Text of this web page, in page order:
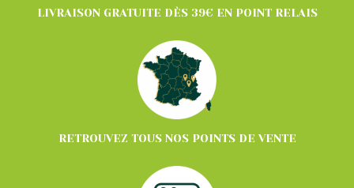
LIVRAISON GRATUITE DÈS 39€ EN POINT RELAIS
RETROUVEZ TOUS NOS POINTS DE VENTE